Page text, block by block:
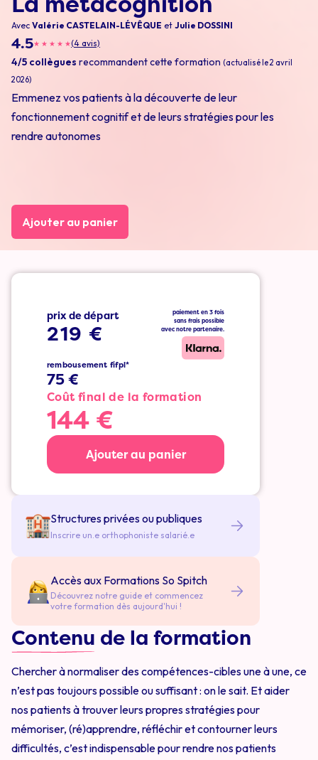
Avec Valérie CASTELAIN-LÉVÊQUE et Julie DOSSINI
4.5★ ★ ★ ★ ★(4 avis)
4/5 collègues recommandent cette formation (actualisé le 2 avril
2026)
Emmenez vos patients à la découverte de leur
fonctionnement cognitif et de leurs stratégies pour les
rendre autonomes
Ajouter au panier
Contenu de la formation
Chercher à normaliser des compétences-cibles une à une, ce
n’est pas toujours possible ou suffisant : on le sait. Et aider
nos patients à trouver leurs propres stratégies pour
mémoriser, (ré)apprendre, réfléchir et contourner leurs
difficultés, c’est indispensable pour rendre nos patients
prix de départ
219 €
paiement en 3 fois
sans frais possible
avec notre partenaire.
rembousement fifpl*
75 €
Coût final de la formation
144 €
Ajouter au panier
Structures privées ou publiques
Inscrire un.e orthophoniste salarié.e
Accès aux Formations So Spitch
Découvrez notre guide et commencez
votre formation dès aujourd'hui !